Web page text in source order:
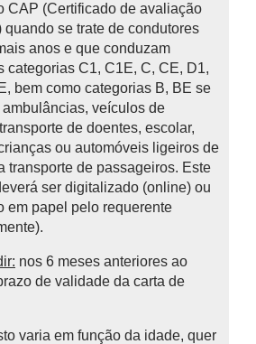
CAP (Certificado de avaliação
quando se trate de condutores
anos e que conduzam
categorias C1, C1E, C, CE, D1,
bem como categorias B, BE se
veículos de
de doentes, escolar,
ou automóveis ligeiros de
transporte de passageiros. Este
ser digitalizado (online) ou
em papel pelo requerente
nos 6 meses anteriores ao
de validade da carta de
varia em função da idade, quer